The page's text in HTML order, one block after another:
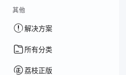
其他
解决方案
所有分类
荔枝正版